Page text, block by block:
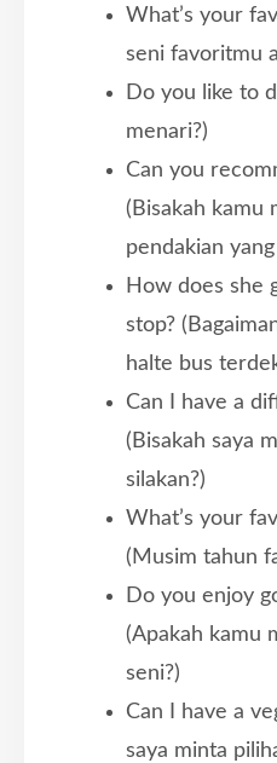
What’s your
seni favoritmu
Do you like to
menari?)
Can you
(Bisakah kamu
pendakian yang
How does she
stop?
halte bus
Can I have a
(Bisakah saya
silakan?)
What’s your
(Musim tahun
Do you enjoy
(Apakah kamu
seni?)
Can I have a
saya minta